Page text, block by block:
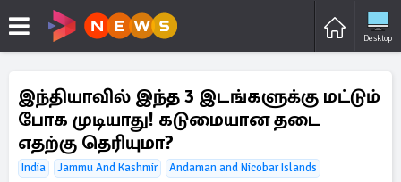
Desktop
இந்தியாவில் இந்த 3 இடங்களுக்கு மட்டும்
போக முடியாது! கடுமையான தடை
எதற்கு தெரியுமா?
India Jammu And Kashmir
Andaman and Nicobar Islands